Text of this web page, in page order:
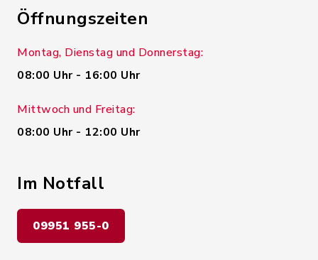
Öffnungszeiten
Montag, Dienstag und Donnerstag:
08:00 Uhr - 16:00 Uhr
Mittwoch und Freitag:
08:00 Uhr - 12:00 Uhr
Im Notfall
09951 955-0